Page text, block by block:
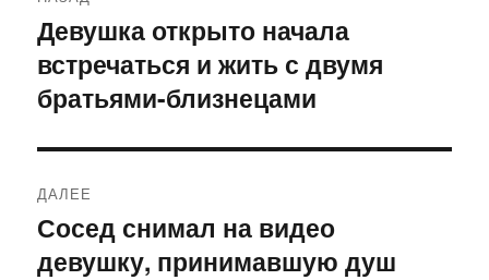
по
записям
Предыдущая
запись:
Девушка открыто начала
встречаться и жить с двумя
братьями-близнецами
ДАЛЕЕ
Следующая
запись:
Сосед снимал на видео
девушку, принимавшую душ